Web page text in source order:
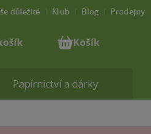
Papírnictví a dárky
důležité Klub Blog Prodejny
Košík